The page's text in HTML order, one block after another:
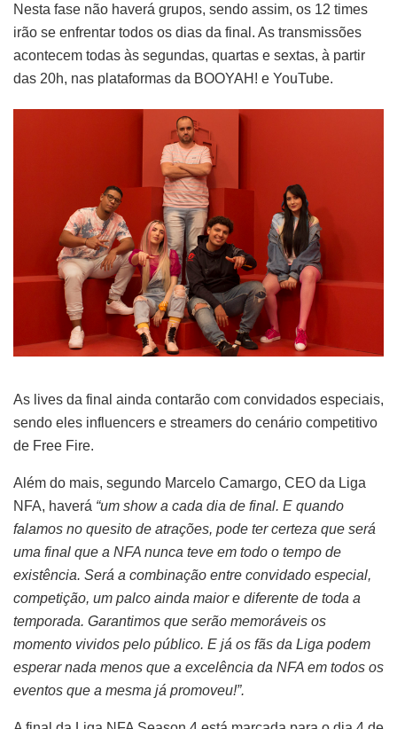
Nesta fase não haverá grupos, sendo assim, os 12 times
irão se enfrentar todos os dias da final. As transmissões
acontecem todas às segundas, quartas e sextas, à partir
das 20h, nas plataformas da BOOYAH! e YouTube.
As lives da final ainda contarão com convidados especiais,
sendo eles influencers e streamers do cenário competitivo
de Free Fire.
Além do mais, segundo Marcelo Camargo, CEO da Liga
NFA, haverá “um show a cada dia de final. E quando
falamos no quesito de atrações, pode ter certeza que será
uma final que a NFA nunca teve em todo o tempo de
existência. Será a combinação entre convidado especial,
competição, um palco ainda maior e diferente de toda a
temporada. Garantimos que serão memoráveis os
momento vividos pelo público. E já os fãs da Liga podem
esperar nada menos que a excelência da NFA em todos os
eventos que a mesma já promoveu!”.